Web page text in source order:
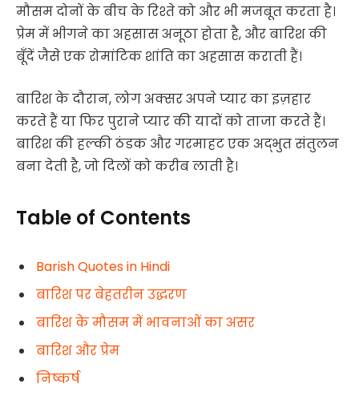
मौसम दोनों के बीच के रिश्ते को और भी मजबूत करता है।
प्रेम में भीगने का अहसास अनूठा होता है, और बारिश की
बूँदें जैसे एक रोमांटिक शांति का अहसास कराती हैं।
बारिश के दौरान, लोग अक्सर अपने प्यार का इज़हार
करते हैं या फिर पुराने प्यार की यादों को ताजा करते हैं।
बारिश की हल्की ठंडक और गरमाहट एक अद्भुत संतुलन
बना देती है, जो दिलों को करीब लाती है।
Table of Contents
Barish Quotes in Hindi
बारिश पर बेहतरीन उद्धरण
बारिश के मौसम में भावनाओं का असर
बारिश और प्रेम
निष्कर्ष